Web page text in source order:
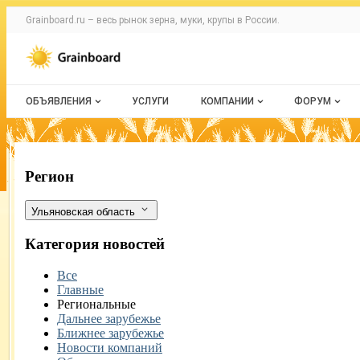
Раздел навигации по сайту
Grainboard.ru – весь рынок зерна, муки, крупы в России.
Авторизация и меню пользователя
Навигация по разделам сайта grainboard.ru
ОБЪЯВЛЕНИЯ
Все объявления
Мои объявления
УСЛУГИ КОМПАНИИ
О каталоге компаний
ФОРУМ
Все темы
В Ульяновской области
Фильтры
Регион
Ульяновская область
Категория новостей
Все
Главные
Региональные
Дальнее зарубежье
Ближнее зарубежье
Новости компаний